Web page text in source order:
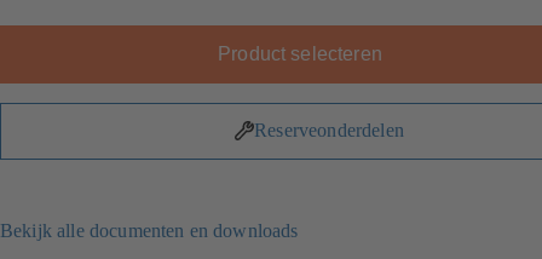
Product selecteren
Reserveonderdelen
Bekijk alle documenten en downloads